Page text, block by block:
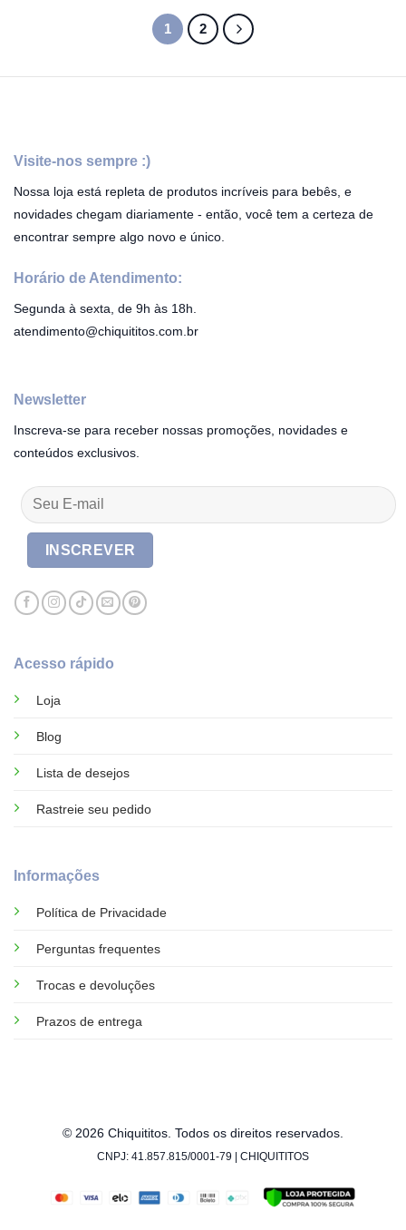
1 2
Visite-nos sempre :)
Nossa loja está repleta de produtos incríveis para bebês, e
novidades chegam diariamente - então, você tem a certeza de
encontrar sempre algo novo e único.
Horário de Atendimento:
Segunda à sexta, de 9h às 18h.
atendimento@chiquititos.com.br
Acesso rápido
Loja
Blog
Lista de desejos
Rastreie seu pedido
Informações
Política de Privacidade
Perguntas frequentes
Trocas e devoluções
Prazos de entrega
Newsletter
Inscreva-se para receber nossas promoções, novidades e
conteúdos exclusivos.
© 2026 Chiquititos. Todos os direitos reservados.
CNPJ: 41.857.815/0001-79 | CHIQUITITOS